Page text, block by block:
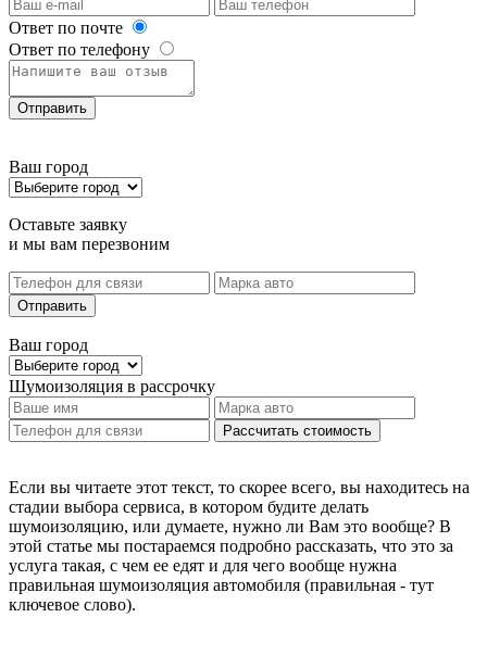
Ответ по почте
Ответ по телефону
Отправить
Ваш город
Оставьте заявку
и мы вам перезвоним
Отправить
Ваш город
Шумоизоляция в рассрочку
Рассчитать стоимость
Если вы читаете этот текст, то скорее всего, вы находитесь на
стадии выбора сервиса, в котором будите делать
шумоизоляцию, или думаете, нужно ли Вам это вообще? В
этой статье мы постараемся подробно рассказать, что это за
услуга такая, с чем ее едят и для чего вообще нужна
правильная шумоизоляция автомобиля (правильная - тут
ключевое слово).